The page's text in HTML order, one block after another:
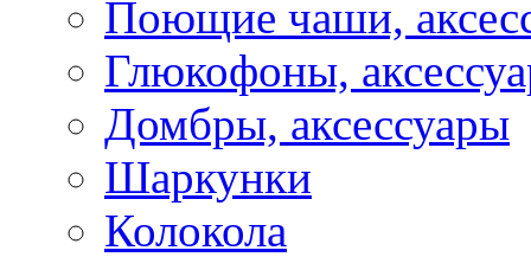
Поющие чаши,
Глюкофоны,
Домбры, аксессуары
Шаркунки
Колокола